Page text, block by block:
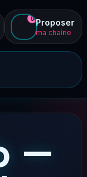
0 Proposer
ma chaîne
—